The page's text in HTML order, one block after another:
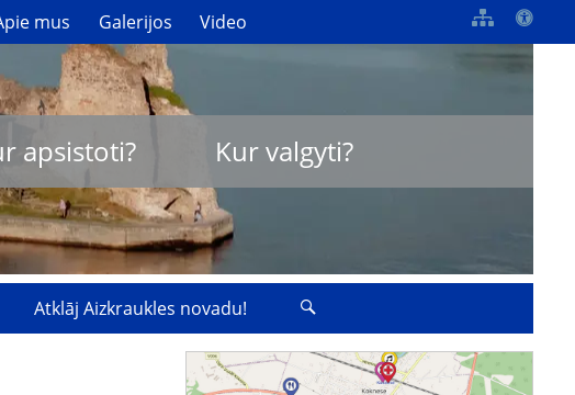
mus Galerijos Video
apsistoti? Kur valgyti?
Atklāj Aizkraukles novadu!